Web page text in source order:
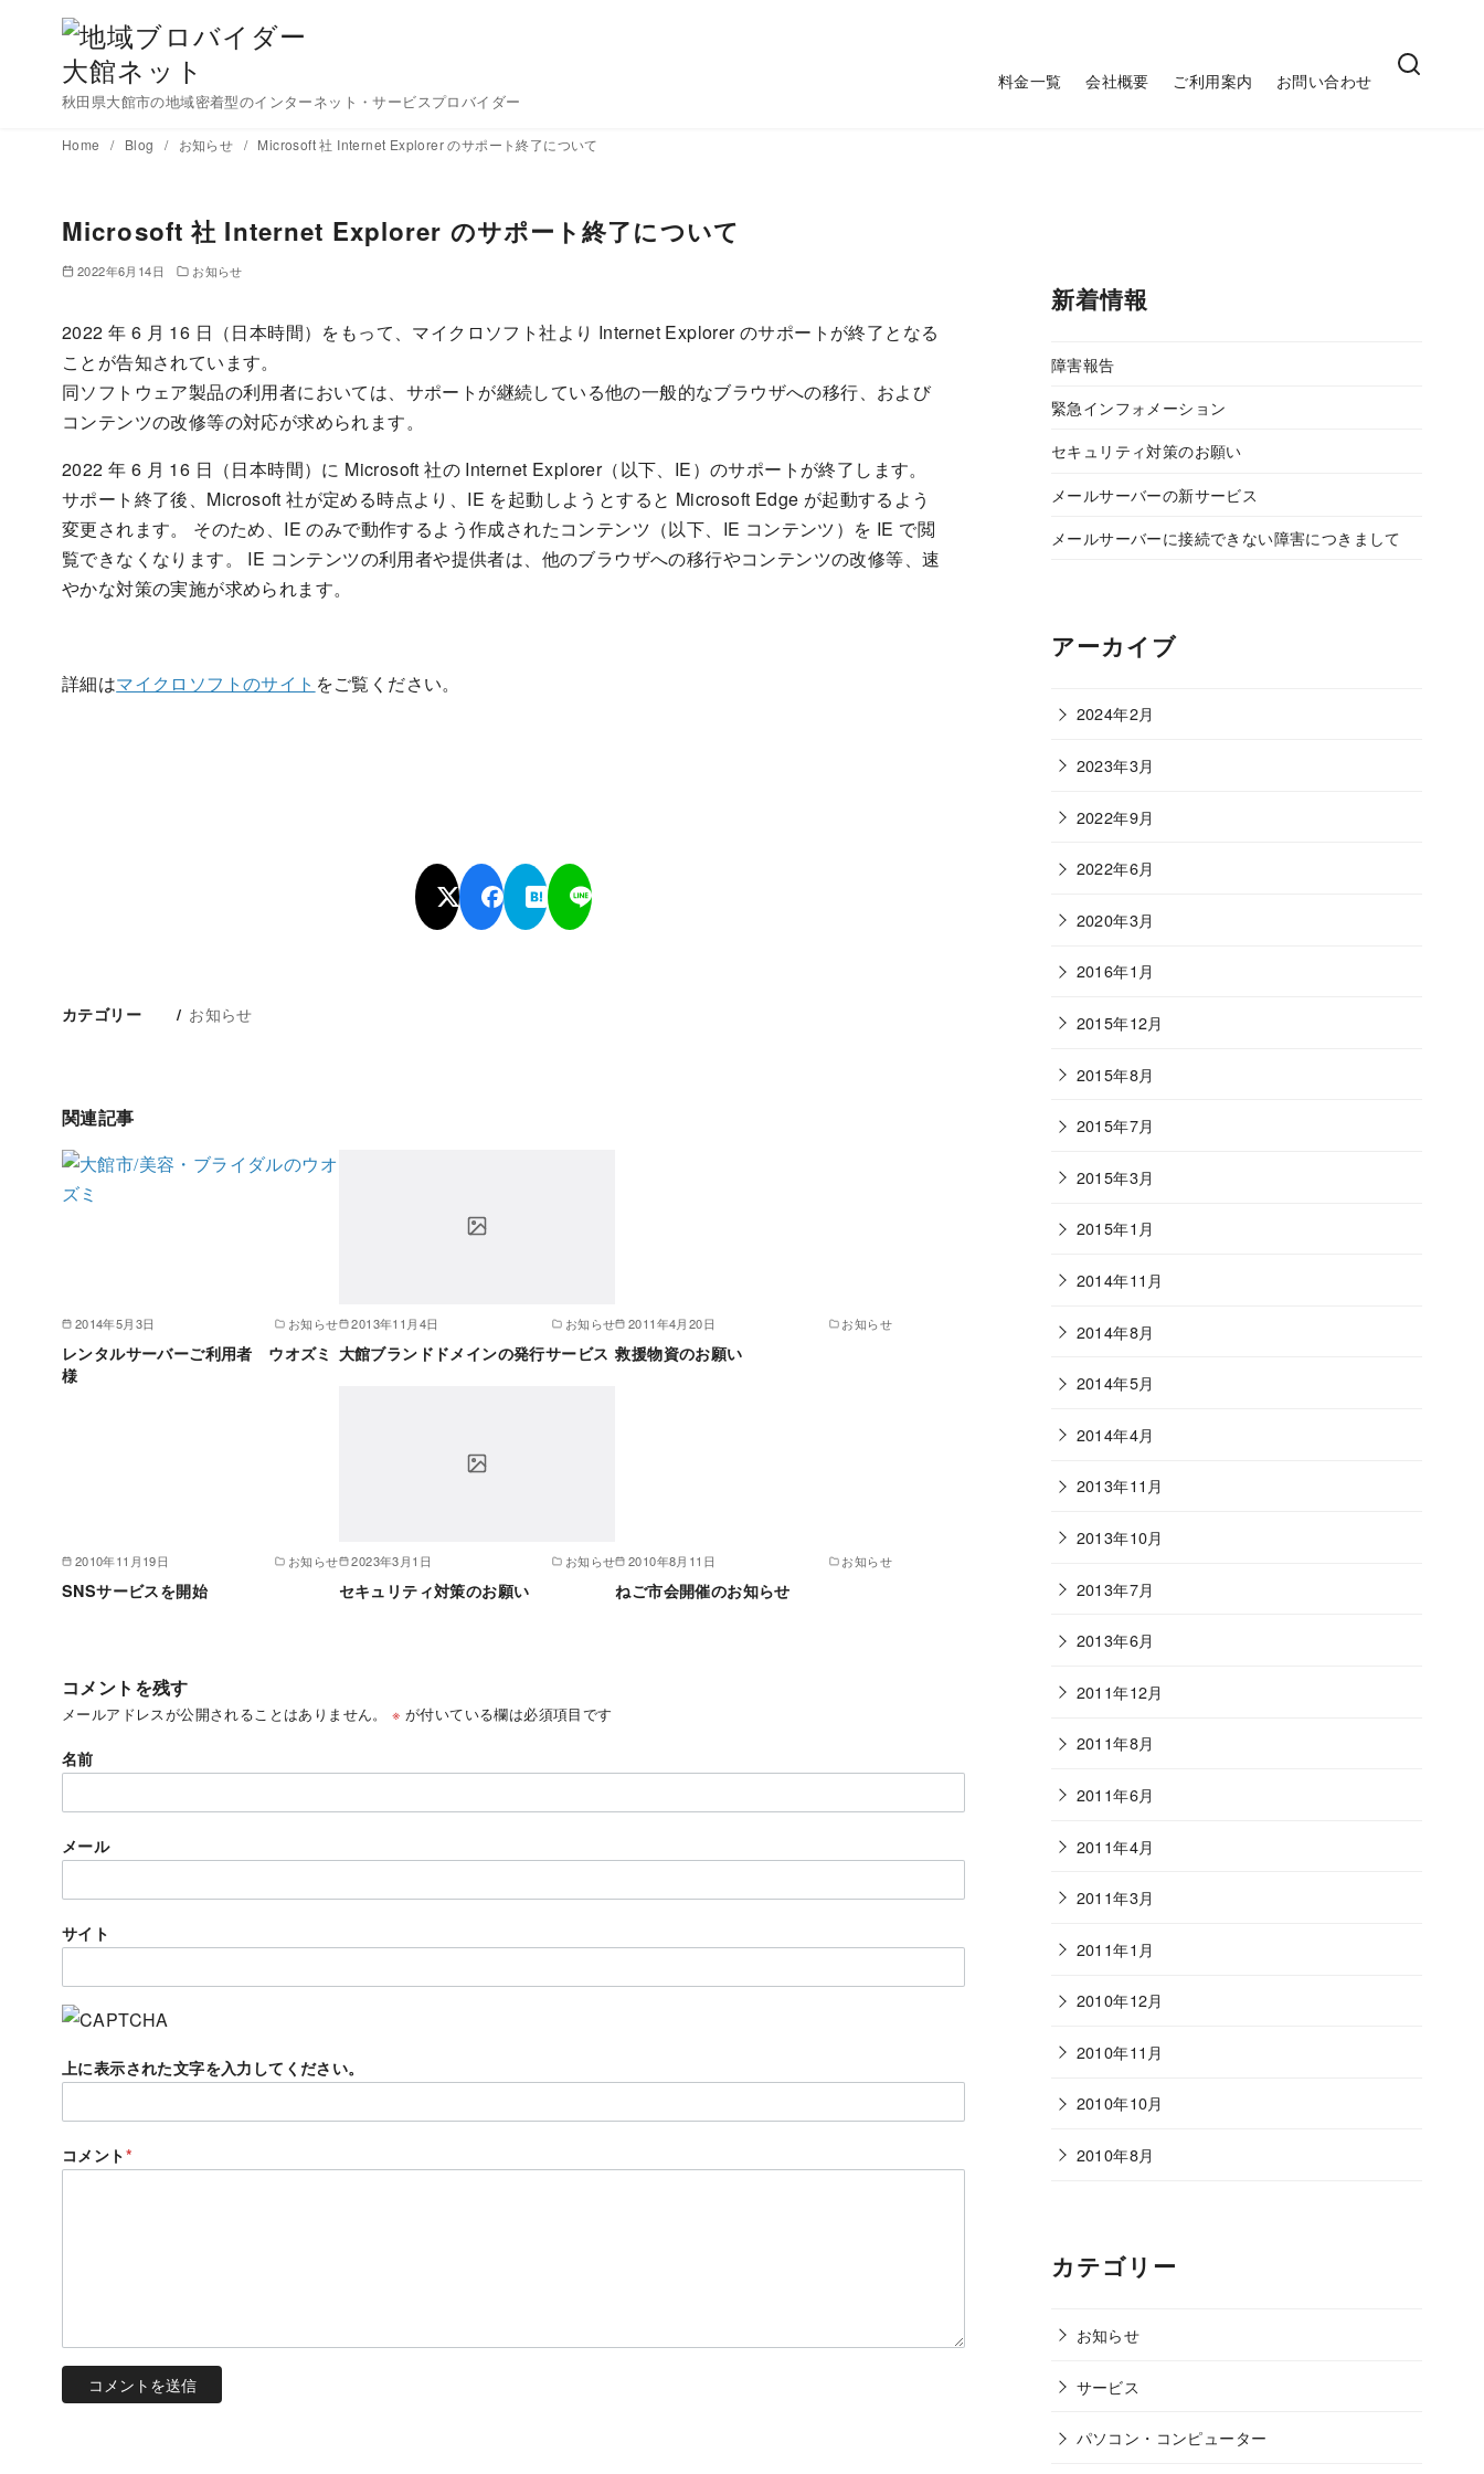
秋田県大館市の地域密着型のインターネット・サービスプロバイダー
料金一覧 会社概要 ご利用案内 お問い合わせ
Home Blog お知らせ Microsoft 社 Internet Explorer のサポート終了について
Microsoft 社 Internet Explorer のサポート終了について
2022年6月14日 お知らせ
2022 年 6 月 16 日（日本時間）をもって、マイクロソフト社より Internet Explorer のサポートが終了となる
ことが告知されています。
同ソフトウェア製品の利用者においては、サポートが継続している他の一般的なブラウザへの移行、および
コンテンツの改修等の対応が求められます。
2022 年 6 月 16 日（日本時間）に Microsoft 社の Internet Explorer（以下、IE）のサポートが終了します。
サポート終了後、Microsoft 社が定める時点より、IE を起動しようとすると Microsoft Edge が起動するよう
変更されます。 そのため、IE のみで動作するよう作成されたコンテンツ（以下、IE コンテンツ）を IE で閲
覧できなくなります。 IE コンテンツの利用者や提供者は、他のブラウザへの移行やコンテンツの改修等、速
やかな対策の実施が求められます。
詳細はマイクロソフトのサイト をご覧ください。
カテゴリー お知らせ
関連記事
2014年5月3日 お知らせ
レンタルサーバーご利用者 ウオズミ
様
2013年11月4日 お知らせ
大館ブランドドメインの発行サービス
2011年4月20日 お知らせ
救援物資のお願い
2010年11月19日 お知らせ
SNSサービスを開始
2023年3月1日 お知らせ
セキュリティ対策のお願い
2010年8月11日 お知らせ
ねご市会開催のお知らせ
コメントを残す
メールアドレスが公開されることはありません。 ※ が付いている欄は必須項目です
名前
メール
サイト
上に表示された文字を入力してください。
コメント*
新着情報
障害報告
緊急インフォメーション
セキュリティ対策のお願い
メールサーバーの新サービス
メールサーバーに接続できない障害につきまして
アーカイブ
2024年2月
2023年3月
2022年9月
2022年6月
2020年3月
2016年1月
2015年12月
2015年8月
2015年7月
2015年3月
2015年1月
2014年11月
2014年8月
2014年5月
2014年4月
2013年11月
2013年10月
2013年7月
2013年6月
2011年12月
2011年8月
2011年6月
2011年4月
2011年3月
2011年1月
2010年12月
2010年11月
2010年10月
2010年8月
カテゴリー
お知らせ
サービス
パソコン・コンピューター